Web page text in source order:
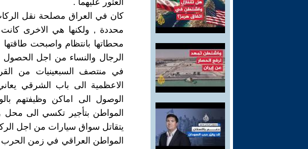
العثور عليهما .
كان في العراق مصلحة نقل
محددة , ولكنها هي الاخرى
محطاتها بانتظام واصبحت طاقتها
الرجال والنساء من اجل
في منتصف السبعينيات من
الاعظمية الى باب الشرقي
الوصول الى اماكن وظيفتهم
المواطن بتأجير تكسي الى محل
يتقاتل سواق سيارات من اجل
المواطن العراقي في زمن الحرب